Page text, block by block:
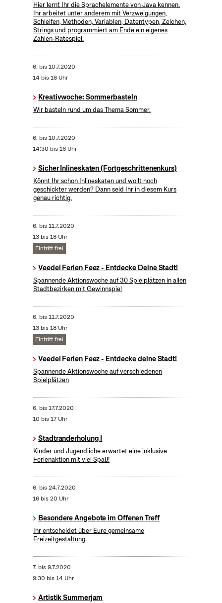
Hier lernt Ihr die Sprachelemente von Java kennen.
Ihr arbeitet unter anderem mit Verzweigungen,
Schleifen, Methoden, Variablen, Datentypen, Zeichen,
Strings und programmiert am Ende ein eigenes
Zahlen-Ratespiel.
6. bis10.7.2020
14 bis 16 Uhr
Kreativwoche: Sommerbasteln
Wir basteln rund um das Thema Sommer.
6. bis10.7.2020
14:30 bis 16 Uhr
Sicher Inlineskaten (Fortgeschrittenenkurs)
Könnt Ihr schon Inlineskaten und wollt noch
geschickter werden? Dann seid Ihr in diesem Kurs
genau richtig.
6. bis11.7.2020
13 bis 18 Uhr
Eintritt frei
Veedel Ferien Feez - Entdecke Deine Stadt!
Spannende Aktionswoche auf 30 Spielplätzen in allen
Stadtbezirken mit Gewinnspiel
6. bis11.7.2020
13 bis 18 Uhr
Eintritt frei
Veedel Ferien Feez - Entdecke deine Stadt!
Spannende Aktionswoche auf verschiedenen
Spielplätzen
6. bis17.7.2020
10 bis 17 Uhr
Stadtranderholung I
Kinder und Jugendliche erwartet eine inklusive
Ferienaktion mit viel Spaß!
6. bis24.7.2020
16 bis 20 Uhr
Besondere Angebote im Offenen Treff
Ihr entscheidet über Eure gemeinsame
Freizeitgestaltung.
7. bis9.7.2020
9:30 bis 14 Uhr
Artistik Summerjam